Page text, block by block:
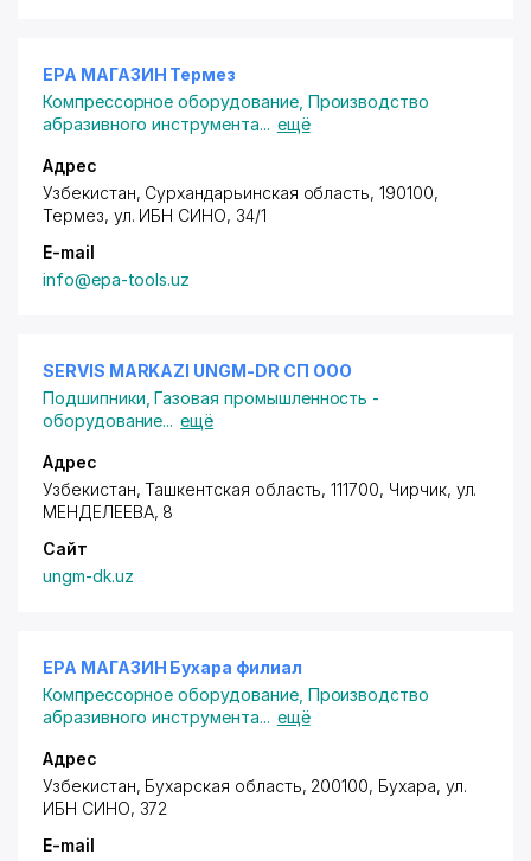
EPA МАГАЗИН Термез
Компрессорное оборудование, Производство
абразивного инструмента... ещё
Адрес
Узбекистан, Сурхандарьинская область, 190100,
Термез, ул. ИБН СИНО, 34/1
E-mail
info@epa-tools.uz
SERVIS MARKAZI UNGM-DR СП ООО
Подшипники ,Газовая промышленность -
оборудование... ещё
Адрес
Узбекистан, Ташкентская область, 111700, Чирчик, ул.
МЕНДЕЛЕЕВА, 8
Сайт
ungm-dk.uz
EPA МАГАЗИН Бухара филиал
Компрессорное оборудование, Производство
абразивного инструмента... ещё
Адрес
Узбекистан, Бухарская область, 200100, Бухара, ул.
ИБН СИНО, 372
E-mail